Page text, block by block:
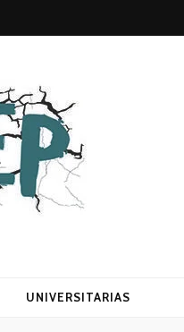
UNIVERSITARIAS